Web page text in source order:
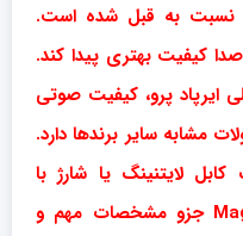
نسبت به قبل شده است.
کیفیت بهتری پیدا کند.
پرو، کیفیت صوتی
مشابه سایر برندها دارد.
لایتنینگ یا شارژ با
استفاده از استاندارد Qi یا MagSafe جزو مشخصات مهم و